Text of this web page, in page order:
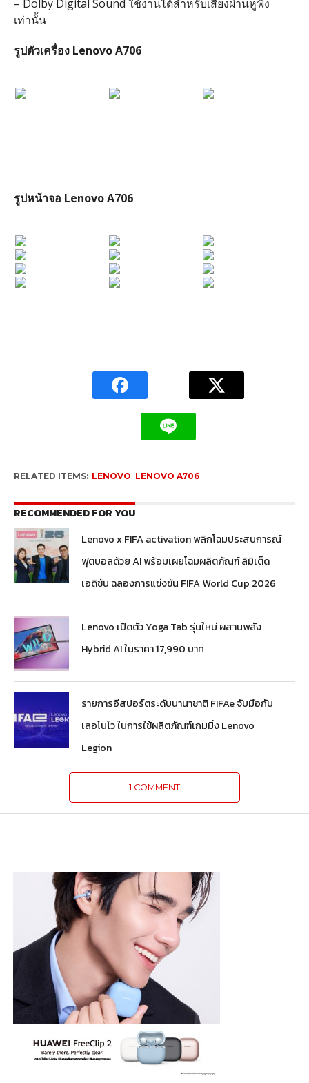
– Dolby Digital Sound ใช้งานได้สำหรับเสียงผ่านหูฟัง
เท่านั้น
รูปตัวเครื่อง Lenovo A706
รูปหน้าจอ Lenovo A706
RELATED ITEMS: LENOVO, LENOVO A706
RECOMMENDED FOR YOU
Lenovo x FIFA activation พลิกโฉมประสบการณ์
ฟุตบอลด้วย AI พร้อมเผยโฉมผลิตภัณฑ์ ลิมิเต็ด
เอดิชัน ฉลองการแข่งขัน FIFA World Cup 2026
Lenovo เปิดตัว Yoga Tab รุ่นใหม่ ผสานพลัง
Hybrid AI ในราคา 17,990 บาท
รายการอีสปอร์ตระดับนานาชาติ FIFAe จับมือกับ
เลอโนโว ในการใช้ผลิตภัณฑ์เกมมิ่ง Lenovo
Legion
1 COMMENT